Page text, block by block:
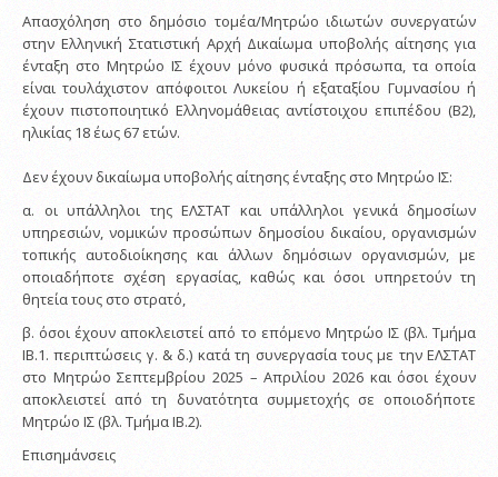
Απασχόληση στο δημόσιο τομέα/Μητρώο ιδιωτών συνεργατών
στην Ελληνική Στατιστική Αρχή Δικαίωμα υποβολής αίτησης για
ένταξη στο Μητρώο ΙΣ έχουν μόνο φυσικά πρόσωπα, τα οποία
είναι τουλάχιστον απόφοιτοι Λυκείου ή εξαταξίου Γυμνασίου ή
έχουν πιστοποιητικό Ελληνομάθειας αντίστοιχου επιπέδου (B2),
ηλικίας 18 έως 67 ετών.
Δεν έχουν δικαίωμα υποβολής αίτησης ένταξης στο Μητρώο ΙΣ:
α. οι υπάλληλοι της ΕΛΣΤΑΤ και υπάλληλοι γενικά δημοσίων
υπηρεσιών, νομικών προσώπων δημοσίου δικαίου, οργανισμών
τοπικής αυτοδιοίκησης και άλλων δημόσιων οργανισμών, με
οποιαδήποτε σχέση εργασίας, καθώς και όσοι υπηρετούν τη
θητεία τους στο στρατό,
β. όσοι έχουν αποκλειστεί από το επόμενο Μητρώο ΙΣ (βλ. Τμήμα
ΙΒ.1. περιπτώσεις γ. & δ.) κατά τη συνεργασία τους με την ΕΛΣΤΑΤ
στο Μητρώο Σεπτεμβρίου 2025 – Απριλίου 2026 και όσοι έχουν
αποκλειστεί από τη δυνατότητα συμμετοχής σε οποιοδήποτε
Μητρώο ΙΣ (βλ. Τμήμα ΙΒ.2).
Επισημάνσεις